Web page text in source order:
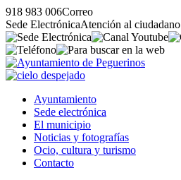
918 983 006Correo
Sede ElectrónicaAtención al ciudadano
Ayuntamiento
Sede electrónica
El municipio
Noticias y fotografías
Ocio, cultura y turismo
Contacto